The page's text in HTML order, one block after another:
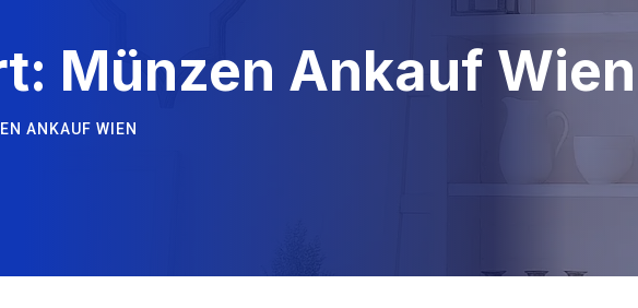
Münzen Ankauf Wien
ANKAUF WIEN